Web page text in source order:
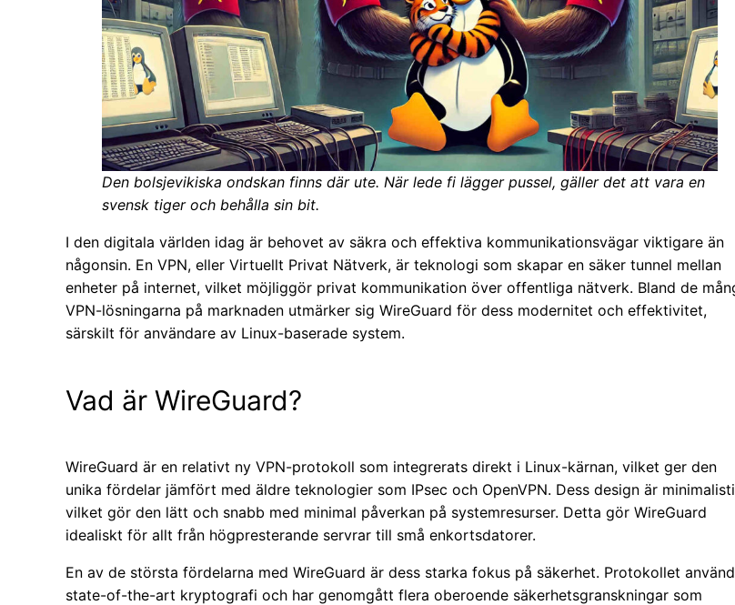
Den bolsjevikiska ondskan finns där ute. När lede fi lägger pussel, gäller det att vara en
svensk tiger och behålla sin bit.
I den digitala världen idag är behovet av säkra och effektiva kommunikationsvägar viktigare än
någonsin. En VPN, eller Virtuellt Privat Nätverk, är teknologi som skapar en säker tunnel mellan
enheter på internet, vilket möjliggör privat kommunikation över offentliga nätverk. Bland de
VPN-lösningarna på marknaden utmärker sig WireGuard för dess modernitet och effektivitet,
särskilt för användare av Linux-baserade system.
Vad är WireGuard?
WireGuard är en relativt ny VPN-protokoll som integrerats direkt i Linux-kärnan, vilket ger den
unika fördelar jämfört med äldre teknologier som IPsec och OpenVPN. Dess design är
vilket gör den lätt och snabb med minimal påverkan på systemresurser. Detta gör WireGuard
idealiskt för allt från högpresterande servrar till små enkortsdatorer.
En av de största fördelarna med WireGuard är dess starka fokus på säkerhet. Protokollet
state-of-the-art kryptografi och har genomgått flera oberoende säkerhetsgranskningar som